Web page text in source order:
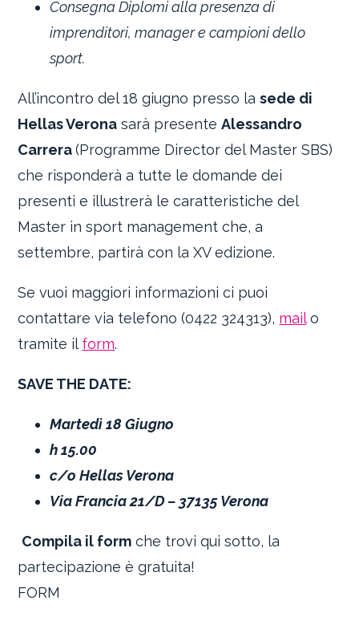
Consegna Diplomi alla presenza di
imprenditori, manager e campioni dello
sport.
All’incontro del 18 giugno presso lasede di
Hellas Verona sarà presenteAlessandro
Carrera(Programme Director del Master SBS)
che risponderà a tutte le domande dei
presenti e illustrerà le caratteristiche del
Master in sport management che, a
settembre, partirà con la XV edizione.
Se vuoi maggiori informazioni ci puoi
contattare via telefono (0422 324313), mailo
tramite il form.
SAVE THE DATE:
Martedì 18 Giugno
h 15.00
c/o Hellas Verona
Via Francia 21/D – 37135 Verona
Compila il form che trovi qui sotto, la
partecipazione è gratuita!
FORM